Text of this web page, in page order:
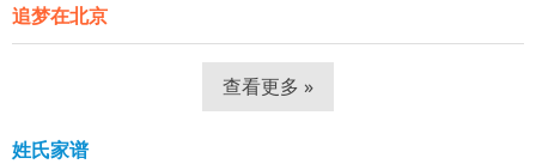
追梦在北京
查看更多 »
姓氏家谱